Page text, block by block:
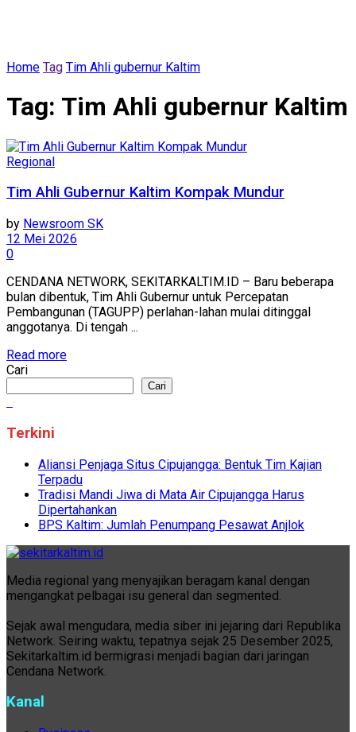
Home Tag Tim Ahli gubernur Kaltim
Tag: Tim Ahli gubernur Kaltim
Regional
Tim Ahli Gubernur Kaltim Kompak Mundur
by Newsroom SK
12 Mei 2026
0
CENDANA NETWORK, SEKITARKALTIM.ID – Baru beberapa
bulan dibentuk, Tim Ahli Gubernur untuk Percepatan
Pembangunan (TAGUPP) perlahan-lahan mulai ditinggal
anggotanya. Di tengah ...
Read more
Cari
Cari
Terkini
Aliansi Penjaga Situs Cipujangga: Bentuk Tim Kajian
Terpadu
Tradisi Mandi Jiwa di Mata Air Cipujangga Harus
Dipertahankan
BPS Kaltim: Jumlah Penumpang Pesawat Anjlok
Media regional yang menyajikan beragam kanal dengan
mengangkat pelbagai isu general dan segmented.
Sejak awal mengudara, media siber ini jejaring dari Republika
Network. Seiring waktu, tepatnya sejak 25 Desember 2025,
Sekitarkaltim.id bermigrasi menjadi bagian dari jaringan
Cendana Network.
Kanal